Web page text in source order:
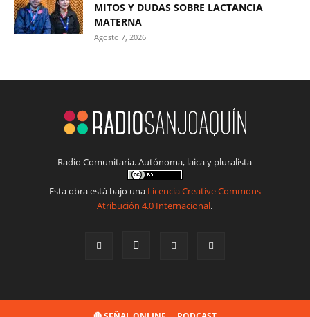
MITOS Y DUDAS SOBRE LACTANCIA
MATERNA
Agosto 7, 2026
Radio Comunitaria. Autónoma, laica y pluralista
Esta obra está bajo una Licencia Creative Commons
Atribución 4.0 Internacional.